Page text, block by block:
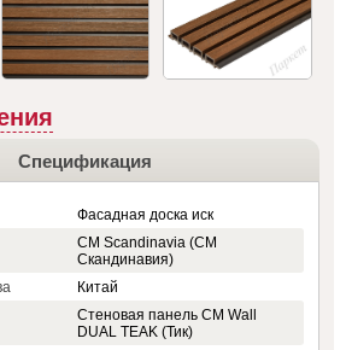
Спецификация
Фасадная доска иск
CM Scandinavia (СМ
Скандинавия)
Китай
Стеновая панель CM Wall
DUAL TEAK (Тик)